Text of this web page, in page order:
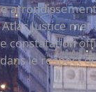
Justice
constatation
le respect